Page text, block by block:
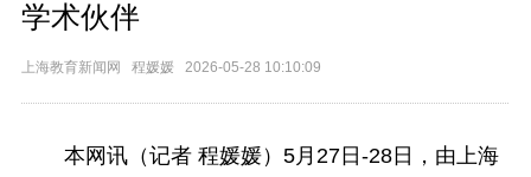
学术伙伴
上海教育新闻网 程媛媛 2026-05-28 10:10:09
本网讯（记者 程媛媛）5月27日-28日，由上海